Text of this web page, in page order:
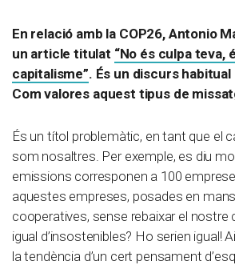
En relació amb la COP26, Antonio
un article titulat “No és culpa teva,
capitalisme”. És un discurs
Com valores aquest tipus de
És un títol problemàtic, en tant que el
som nosaltres. Per exemple, es diu
emissions corresponen a 100
aquestes empreses, posades en
cooperatives, sense rebaixar el nostre
igual d’insostenibles? Ho serien igual!
la tendència d’un cert pensament